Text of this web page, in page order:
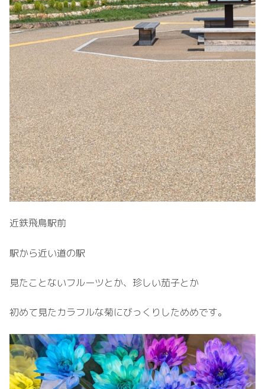
近鉄飛鳥駅前
駅から近い道の駅
見たことないフルーツとか、珍しい茄子とか
初めて見たカラフルな菊にびっくりしためめです。